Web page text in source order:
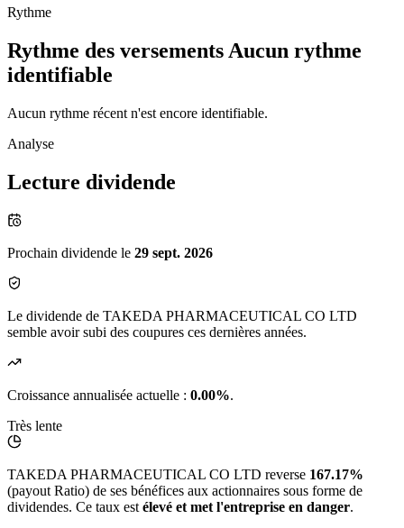
Rythme
Rythme des versements Aucun rythme
identifiable
Aucun rythme récent n'est encore identifiable.
Analyse
Lecture dividende
Prochain dividende le 29 sept. 2026
Le dividende de TAKEDA PHARMACEUTICAL CO LTD
semble avoir subi des coupures ces dernières années.
Croissance annualisée actuelle : 0.00%.
Très lente
TAKEDA PHARMACEUTICAL CO LTD reverse 167.17%
(payout Ratio) de ses bénéfices aux actionnaires sous forme de
dividendes. Ce taux est élevé et met l'entreprise en danger.